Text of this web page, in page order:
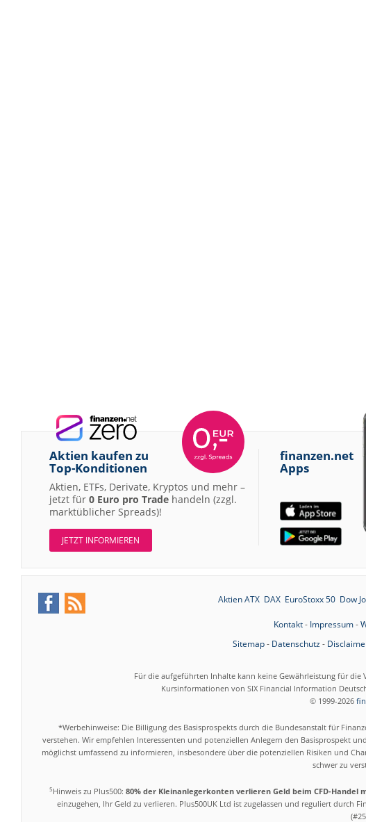
Aktien kaufen zu
Top-Konditionen
Aktien, ETFs, Derivate, Kryptos und mehr –
jetzt für 0 Euro pro Trade handeln (zzgl.
marktüblicher Spreads)!
JETZT INFORMIEREN
finanzen.net
Apps
Aktien ATX DAX EuroStoxx 50 Dow
Kontakt- Impressum-
Sitemap- Datenschutz-
Für die aufgeführten Inhalte kann keine Gewährleistung für
Kursinformationen von SIX Financial Information
© 1999-2026
*Werbehinweise: Die Billigung des Basisprospekts durch die Bundesanstalt für
verstehen. Wir empfehlen Interessenten und potenziellen Anlegern den Basisprospekt
möglichst umfassend zu informieren, insbesondere über die potenziellen Risiken und
schwer zu
5Hinweis zu Plus500: 80% der Kleinanlegerkonten verlieren Geld beim CFD-Handel
einzugehen, Ihr Geld zu verlieren. Plus500UK Ltd ist zugelassen und reguliert durch